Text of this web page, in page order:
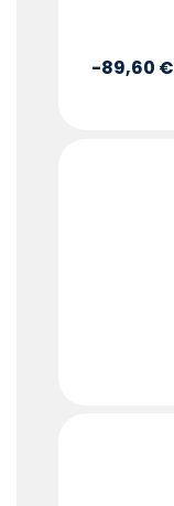
-89,60 €